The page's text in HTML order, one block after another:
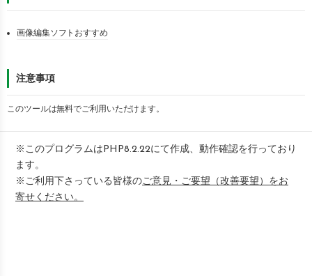
画像編集ソフトおすすめ
注意事項
このツールは無料でご利用いただけます。
※このプログラムはPHP8.2.22にて作成、動作確認を行っており
ます。
※ご利用下さっている皆様のご意見・ご要望（改善要望）をお
寄せください。